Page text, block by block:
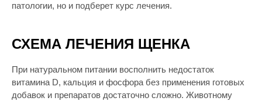
патологии, но и подберет курс лечения.
СХЕМА ЛЕЧЕНИЯ ЩЕНКА
При натуральном питании восполнить недостаток
витамина D, кальция и фосфора без применения готовых
добавок и препаратов достаточно сложно. Животному